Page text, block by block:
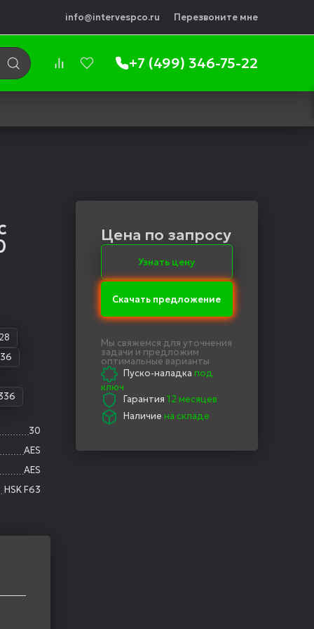
info@intervespco.ru Перезвоните мне
+7 (499) 346-75-22
30
AES
AES
HSK F63
Цена по запросу
Узнать цену
Скачать предложение
Мы свяжемся для уточнения
задачи и предложим
оптимальные варианты
Пуско-наладка под
ключ
Гарантия 12 месяцев
Наличие на складе